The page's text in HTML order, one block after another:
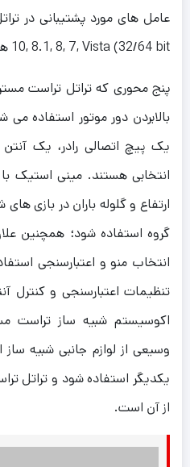
10, 8.1, 8, 7, Vista (32/64 bit هستند.
پنج محوری که تراتل تراست
بالابردن دور موتور استفاده
یک پیچ اتصالی رادر، یک
انتخابی هستند. مینی استیک
ارتفاع و گلوله باران در بازی
گروه استفاده شود؛ همچنین
انتخاب منو و اعتبارسنجی
تنظیمات اعتبارسنجی و کنترل
اکوسیستم شبیه ساز تراست
وسیعی از لوازم جانبی شبیه
از آن است.